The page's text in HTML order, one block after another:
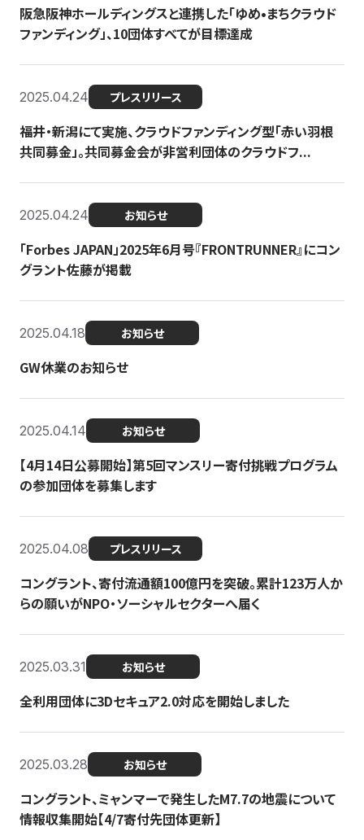
阪急阪神ホールディングスと連携した「ゆめ•まちクラウド
ファンディング」、10団体すべてが目標達成
2025.04.24 プレスリリース
福井・新潟にて実施、クラウドファンディング型「赤い羽根
共同募金」。共同募金会が非営利団体のクラウドフ...
2025.04.24 お知らせ
「Forbes JAPAN」2025年6月号『FRONTRUNNER』にコン
グラント佐藤が掲載
2025.04.18 お知らせ
GW休業のお知らせ
2025.04.14 お知らせ
【4月14日公募開始】第5回マンスリー寄付挑戦プログラム
の参加団体を募集します
2025.04.08 プレスリリース
コングラント、寄付流通額100億円を突破。累計123万人か
らの願いがNPO・ソーシャルセクターへ届く
2025.03.31 お知らせ
全利用団体に3Dセキュア2.0対応を開始しました
2025.03.28 お知らせ
コングラント、ミャンマーで発生したM7.7の地震について
情報収集開始【4/7寄付先団体更新】